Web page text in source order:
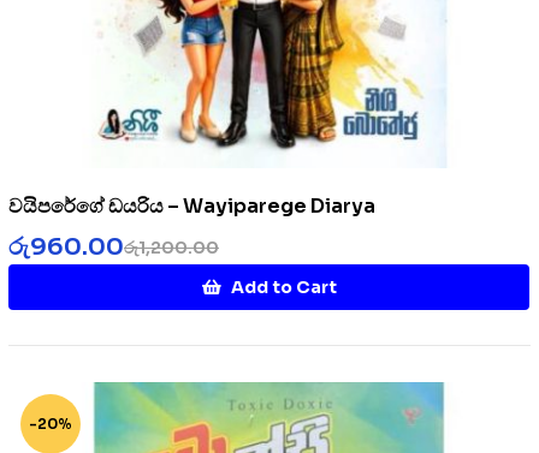
වයිපරේගේ ඩයරිය – Wayiparege Diarya
රු1,200.00
රු960.00
Add to Cart
-20%